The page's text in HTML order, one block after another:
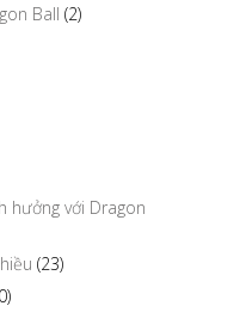
Ball (2)
hưởng với Dragon
(23)